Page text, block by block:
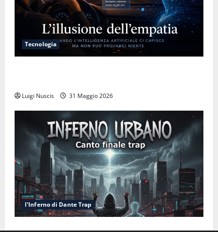
Tecnologia
Luigi Nuscis 31 Maggio 2026
l'Inferno di Dante Trap